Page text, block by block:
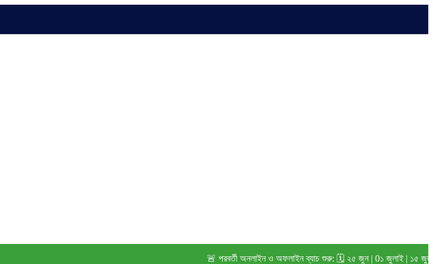
🚨 পরবর্তী অনলাইন ও অফলাইন ব্যাচ শুরু: 🗓️ ২৫ জুন | 0১ জুলাই | ১৫ জুলাই